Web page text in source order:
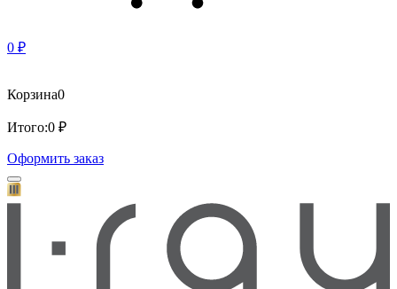
0 ₽
Корзина0
Итого:0 ₽
Оформить заказ